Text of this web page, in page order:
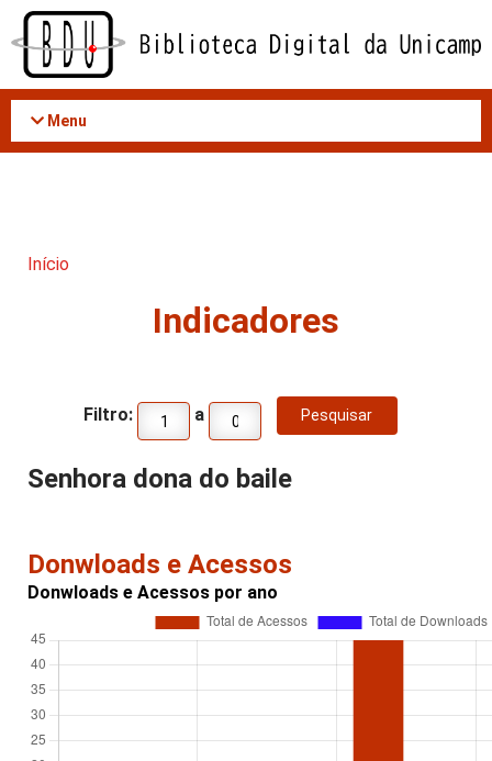
Acessar
conteúdo
Menu
Início
Indicadores
Filtro: a
Senhora dona do baile
Donwloads e Acessos
Donwloads e Acessos por ano